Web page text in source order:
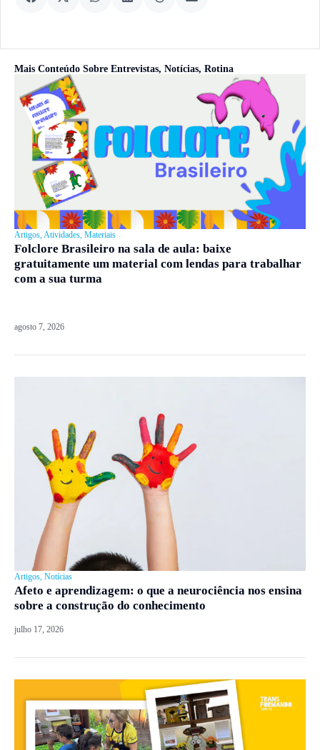
Mais Conteúdo Sobre Entrevistas, Notícias, Rotina
Artigos,Atividades, Materiais
Folclore Brasileiro na sala de aula: baixe
gratuitamente um material com lendas para trabalhar
com a sua turma
agosto 7, 2026
Artigos, Notícias
Afeto e aprendizagem: o que a neurociência nos ensina
sobre a construção do conhecimento
julho 17, 2026